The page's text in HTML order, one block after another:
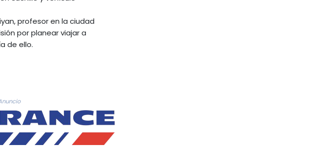
profesor en la ciudad
por planear viajar a
de ello.